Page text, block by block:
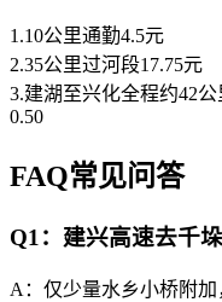
1.10公里通勤4.5元
2.35公里过河段17.75元
3.建湖至兴化全程约42
0.50
FAQ常见问答
Q1：建兴高速去千
A：仅少量水乡小桥附